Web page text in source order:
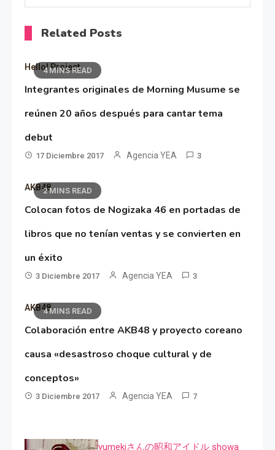
Related Posts
4 MINS READ
Hello! Project
Integrantes originales de Morning Musume se
reúnen 20 años después para cantar tema
debut
17 Diciembre 2017 Agencia YEA 3
2 MINS READ
AKB48
Colocan fotos de Nogizaka 46 en portadas de
libros que no tenían ventas y se convierten en
un éxito
3 Diciembre 2017 Agencia YEA 3
4 MINS READ
AKB48
Colaboración entre AKB48 y proyecto coreano
causa «desastroso choque cultural y de
conceptos»
3 Diciembre 2017 Agencia YEA 7
yumekiさんの昭和アイドル showa